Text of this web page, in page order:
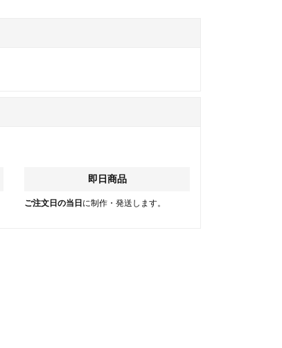
即日商品
ご注文日の当日 に制作・発送します。